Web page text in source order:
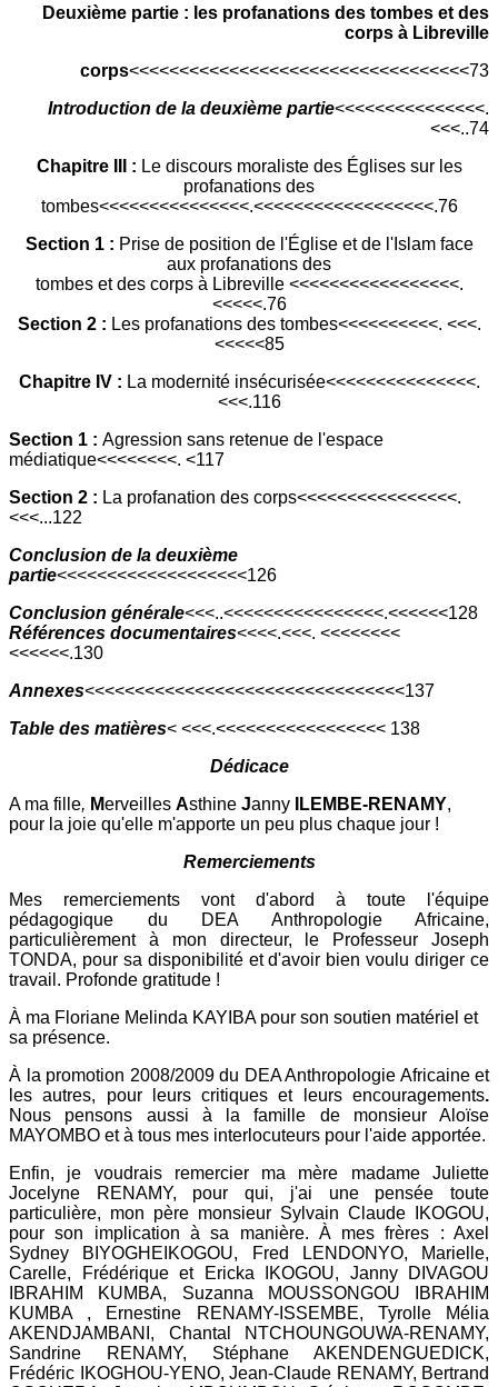
Deuxième partie : les profanations des tombes et des
corps à Libreville
corps<<<<<<<<<<<<<<<<<<<<<<<<<<<<<<<<<<73
Introduction de la deuxième partie<<<<<<<<<<<<<<<.
<<<..74
Chapitre III : Le discours moraliste des Églises sur les
profanations des
tombes<<<<<<<<<<<<<<<.<<<<<<<<<<<<<<<<<<.76
Section 1 : Prise de position de l'Église et de l'Islam face
aux profanations des
tombes et des corps à Libreville <<<<<<<<<<<<<<<<<.
<<<<<.76
Section 2 : Les profanations des tombes<<<<<<<<<<. <<<.
<<<<<85
Chapitre IV : La modernité insécurisée<<<<<<<<<<<<<<<.
<<<.116
Section 1 : Agression sans retenue de l'espace
médiatique<<<<<<<<. <117
Section 2 : La profanation des corps<<<<<<<<<<<<<<<<.
<<<...122
Conclusion de la deuxième
partie<<<<<<<<<<<<<<<<<<<126
Conclusion générale<<<..<<<<<<<<<<<<<<<<.<<<<<<128
Références documentaires<<<<.<<<. <<<<<<<<
<<<<<<.130
Annexes<<<<<<<<<<<<<<<<<<<<<<<<<<<<<<<<137
Table des matières< <<<.<<<<<<<<<<<<<<<<< 138
Dédicace
A ma fille, Merveilles Asthine Janny ILEMBE-RENAMY,
pour la joie qu'elle m'apporte un peu plus chaque jour !
Remerciements
Mes remerciements vont d'abord à toute l'équipe
pédagogique du DEA Anthropologie Africaine,
particulièrement à mon directeur, le Professeur Joseph
TONDA, pour sa disponibilité et d'avoir bien voulu diriger ce
travail. Profonde gratitude !
À ma Floriane Melinda KAYIBA pour son soutien matériel et
sa présence.
À la promotion 2008/2009 du DEA Anthropologie Africaine et
les autres, pour leurs critiques et leurs encouragements.
Nous pensons aussi à la famille de monsieur Aloïse
MAYOMBO et à tous mes interlocuteurs pour l'aide apportée.
Enfin, je voudrais remercier ma mère madame Juliette
Jocelyne RENAMY, pour qui, j'ai une pensée toute
particulière, mon père monsieur Sylvain Claude IKOGOU,
pour son implication à sa manière. À mes frères : Axel
Sydney BIYOGHEIKOGOU, Fred LENDONYO, Marielle,
Carelle, Frédérique et Ericka IKOGOU, Janny DIVAGOU
IBRAHIM KUMBA, Suzanna MOUSSONGOU IBRAHIM
KUMBA , Ernestine RENAMY-ISSEMBE, Tyrolle Mélia
AKENDJAMBANI, Chantal NTCHOUNGOUWA-RENAMY,
Sandrine RENAMY, Stéphane AKENDENGUEDICK,
Frédéric IKOGHOU-YENO, Jean-Claude RENAMY, Bertrand